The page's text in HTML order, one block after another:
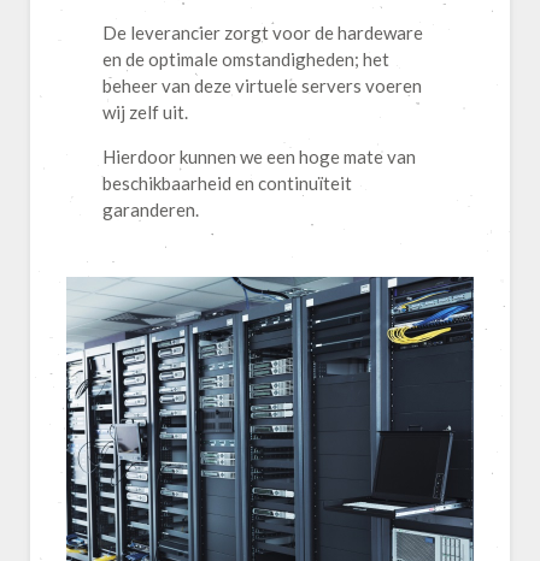
De leverancier zorgt voor de hardeware
en de optimale omstandigheden; het
beheer van deze virtuele servers voeren
wij zelf uit.
Hierdoor kunnen we een hoge mate van
beschikbaarheid en continuïteit
garanderen.